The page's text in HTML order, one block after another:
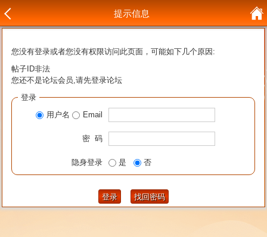
提示信息
您没有登录或者您没有权限访问此页面，可能如下几个原因:
帖子ID非法
您还不是论坛会员,请先登录论坛
登录
用户名
Email
密 码
隐身登录 是 否